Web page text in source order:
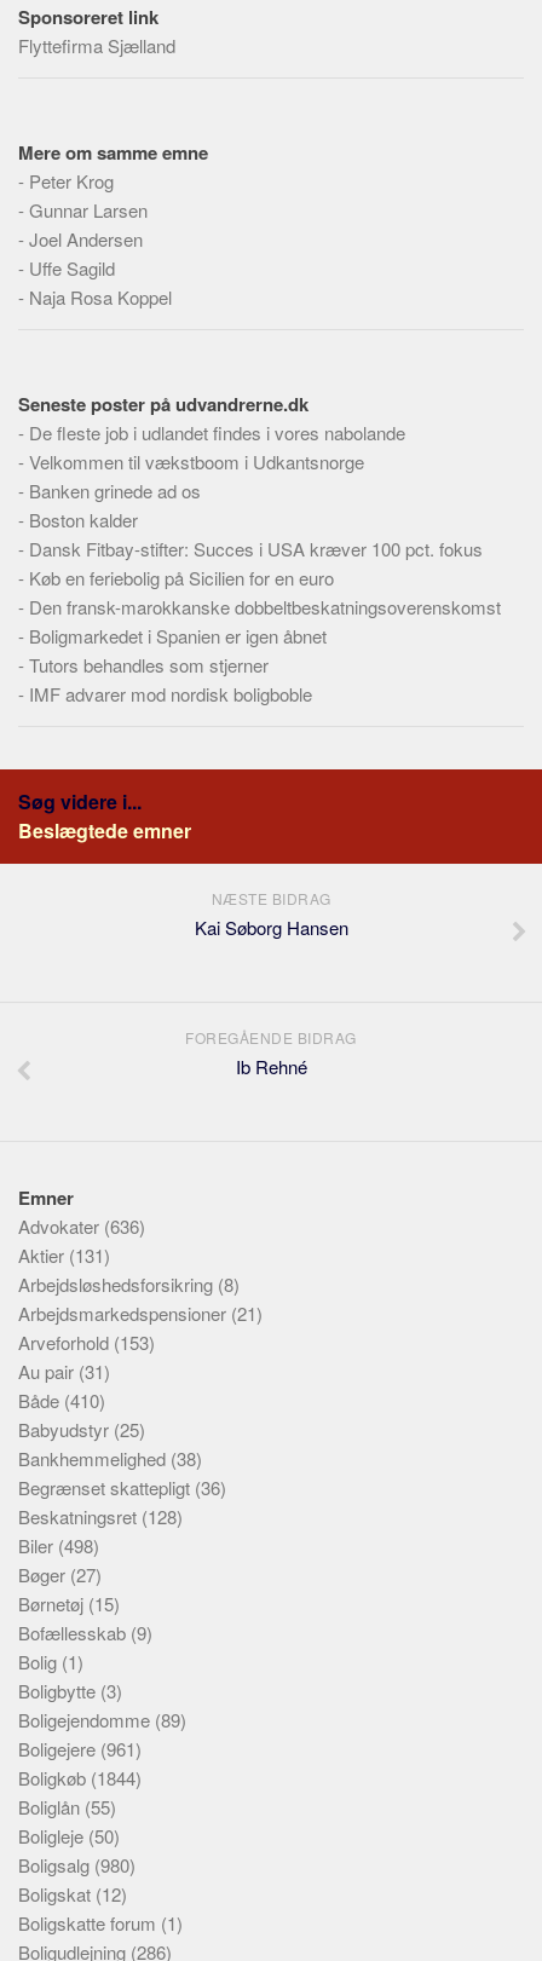
Jura og regler
Praktisk
Alle
Meta
Dokumenttyper
Emner
Steder
Kilder
Om
Webstedet
Forhistorien
Redigering
Tekstannoncer
Bannere
Sponsoreret link
Flyttefirma Sjælland
Mere om samme emne
- Peter Krog
-Gunnar Larsen
-Joel Andersen
- Uffe Sagild
- Naja Rosa Koppel
Seneste poster på udvandrerne.dk
- De fleste job i udlandet findes i vores nabolande
-Velkommen til vækstboom i Udkantsnorge
- Banken grinede ad os
- Boston kalder
- Dansk Fitbay-stifter: Succes i USA kræver 100 pct. fokus
- Køb en feriebolig på Sicilien for en euro
- Den fransk-marokkanske dobbeltbeskatningsoverenskomst
- Boligmarkedet i Spanien er igen åbnet
-Tutors behandles som stjerner
- IMF advarer mod nordisk boligboble
Søg videre i...
Beslægtede emner
NÆSTE BIDRAG
Kai Søborg Hansen
FOREGÅENDE BIDRAG
Ib Rehné
Emner
Advokater (636)
Aktier (131)
Arbejdsløshedsforsikring (8)
Arbejdsmarkedspensioner (21)
Arveforhold (153)
Au pair (31)
Både (410)
Babyudstyr (25)
Bankhemmelighed (38)
Begrænset skattepligt (36)
Beskatningsret (128)
Biler (498)
Bøger (27)
Børnetøj (15)
Bofællesskab (9)
Bolig (1)
Boligbytte (3)
Boligejendomme (89)
Boligejere (961)
Boligkøb (1844)
Boliglån (55)
Boligleje (50)
Boligsalg (980)
Boligskat (12)
Boligskatte forum (1)
Boligudlejning (286)